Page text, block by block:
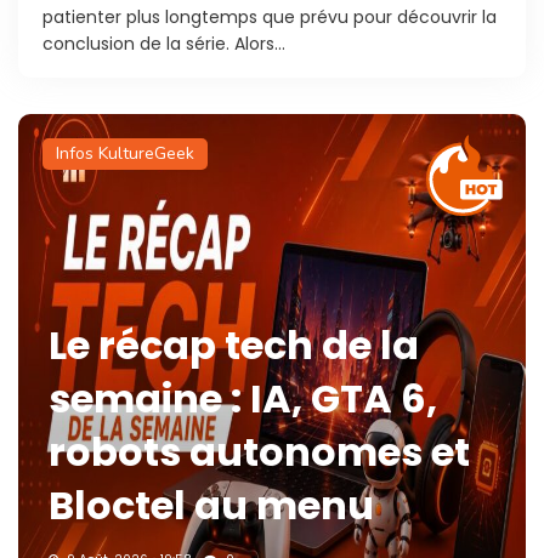
patienter plus longtemps que prévu pour découvrir la
conclusion de la série. Alors...
Infos KultureGeek
Le récap tech de la
semaine : IA, GTA 6,
robots autonomes et
Bloctel au menu